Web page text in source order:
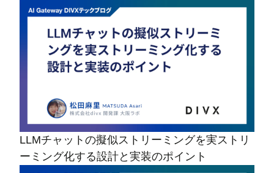
LLMチャットの擬似ストリーミングを実ストリ
ーミング化する設計と実装のポイント